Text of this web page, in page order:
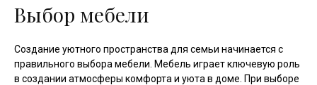
Выбор мебели
Создание уютного пространства для семьи начинается с
правильного выбора мебели. Мебель играет ключевую роль
в создании атмосферы комфорта и уюта в доме. При выборе